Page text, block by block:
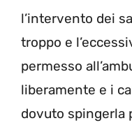
l’intervento dei
troppo e
permesso
liberamente e i
dovuto spingerla